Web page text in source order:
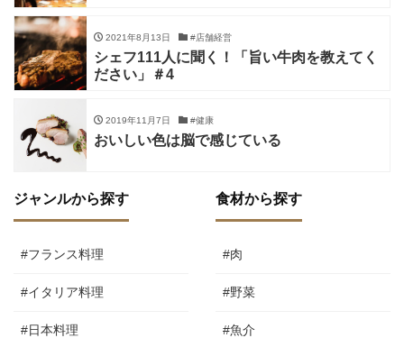
2021年8月13日 #店舗経営
シェフ111人に聞く！「旨い牛肉を教えてく
ださい」＃4
2019年11月7日 #健康
おいしい色は脳で感じている
ジャンルから探す
#フランス料理
#イタリア料理
#日本料理
食材から探す
#肉
#野菜
#魚介